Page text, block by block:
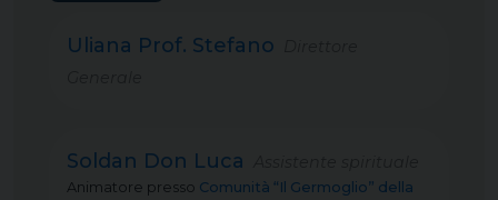
Uliana Prof. Stefano
Soldan Don Luca
Animatore presso Comunità “Il Germoglio” della